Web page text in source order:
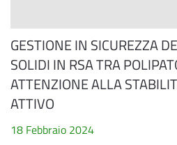
GESTIONE IN SICUREZZA
SOLIDI IN RSA TRA
ATTENZIONE ALLA
ATTIVO
18 Febbraio 2024